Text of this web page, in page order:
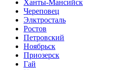
Ханты-Мансийск
Череповец
Элктросталь
Ростов
Петровский
Ноябрьск
Приозерск
Гай